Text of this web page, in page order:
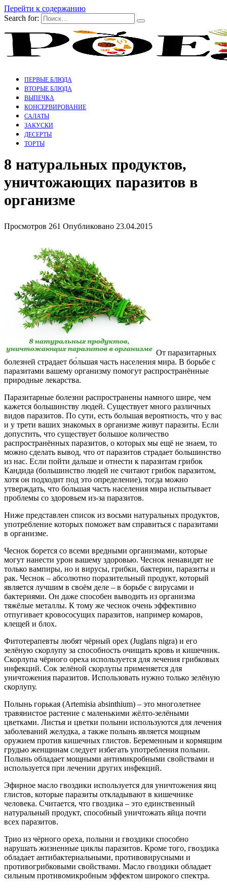
Перейти к содержанию
Search for:
ПЕРВЫЕ БЛЮДА
ВТОРЫЕ БЛЮДА
ВЫПЕЧКА
КОНСЕРВИРОВАНИЕ
САЛАТЫ
ЗАКУСКИ
ДЕСЕРТЫ
ТОРТЫ
8 натуральных продуктов,
уничтожающих паразитов в
организме
Просмотров 261 Опубликовано 23.04.2015
От паразитарных
болезней страдает бо́льшая часть населения мира. В борьбе с
паразитами вашему организму помогут распространённые
природные лекарства.
Паразитарные болезни распространены намного шире, чем
кажется большинству людей. Существует много различных
видов паразитов. По сути, есть большая вероятность, что у вас
и у трети ваших знакомых в организме живут паразиты. Если
допустить, что существует большое количество
распространённых паразитов, о которых мы ещё не знаем, то
можно сделать вывод, что от паразитов страдает большинство
из нас. Если пойти дальше и отнести к паразитам грибок
Кандида (большинство людей не считают грибок паразитом,
хотя он подходит под это определение), тогда можно
утверждать, что бо́льшая часть населения мира испытывает
проблемы со здоровьем из-за паразитов.
Ниже представлен список из восьми натуральных продуктов,
употребление которых поможет вам справиться с паразитами
в организме.
Чеснок борется со всеми вредными организмами, которые
могут нанести урон вашему здоровью. Чеснок ненавидят не
только вампиры, но и вирусы, грибки, бактерии, паразиты и
рак. Чеснок – абсолютно поразительный продукт, который
является лучшим в своём деле – в борьбе с вирусами и
бактериями. Он даже способен выводить из организма
тяжёлые металлы. К тому же чеснок очень эффективно
отпугивает кровососущих паразитов, например комаров,
клещей и блох.
Фитотерапевты любят чёрный орех (Juglans nigra) и его
зелёную скорлупу за способность очищать кровь и кишечник.
Скорлупа чёрного ореха используется для лечения грибковых
инфекций. Сок зелёной скорлупы применяется для
уничтожения паразитов. Использовать нужно только зелёную
скорлупу.
Полынь горькая (Artemisia absinthium) – это многолетнее
травянистое растение с маленькими жёлто-зелёными
цветками. Листья и цветки полыни используются для лечения
заболеваний желудка, а также полынь является мощным
оружием против кишечных глистов. Беременным и кормящим
грудью женщинам следует избегать употребления полыни.
Полынь обладает мощными антимикробными свойствами и
используется при лечении других инфекций.
Эфирное масло гвоздики используется для уничтожения яиц
глистов, которые паразиты откладывают в кишечнике
человека. Считается, что гвоздика – это единственный
натуральный продукт, способный уничтожать яйца почти
всех паразитов.
Трио из чёрного ореха, полыни и гвоздики способно
нарушать жизненные циклы паразитов. Кроме того, гвоздика
обладает антибактериальными, противовирусными и
противогрибковыми свойствами. Масло гвоздики обладает
сильным противомикробным эффектом широкого спектра.